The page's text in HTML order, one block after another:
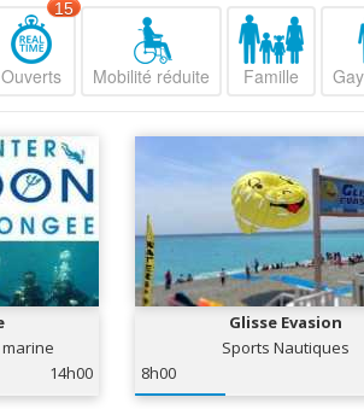
Hôtels, ...
Visiter
Restaurants, ...
Commerces
Mode, ...
Loisirs
Plages, sports, ...
Services
Tourisme, ...
Ouverts
15
Mobilité réduite Famille
14h00
Glisse Evasion
Sports Nautiques
8h00